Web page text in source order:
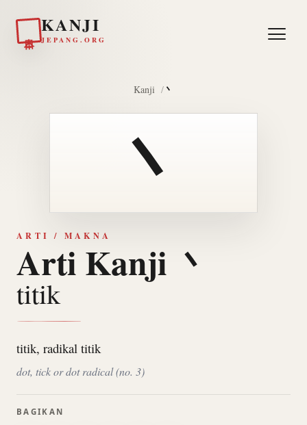
KANJI
JEPANG.ORG
Kanji 丶
丶
ARTI / MAKNA
Arti Kanji 丶
titik
titik, radikal titik
dot, tick or dot radical (no. 3)
BAGIKAN